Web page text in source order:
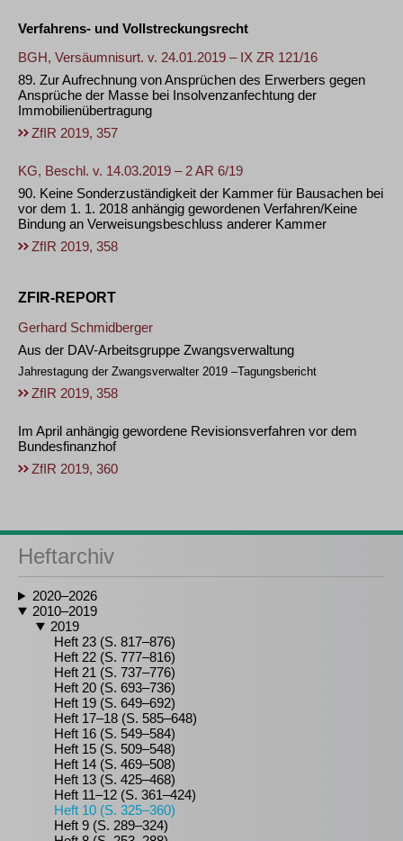
Verfahrens- und Vollstreckungsrecht
BGH, Versäumnisurt. v. 24.01.2019 – IX ZR 121/16
89. Zur Aufrechnung von Ansprüchen des Erwerbers gegen
Ansprüche der Masse bei Insolvenzanfechtung der
Immobilienübertragung
ZfIR 2019, 357
KG, Beschl. v. 14.03.2019 – 2 AR 6/19
90. Keine Sonderzuständigkeit der Kammer für Bausachen bei
vor dem 1. 1. 2018 anhängig gewordenen Verfahren/Keine
Bindung an Verweisungsbeschluss anderer Kammer
ZfIR 2019, 358
ZFIR-REPORT
Gerhard Schmidberger
Aus der DAV-Arbeitsgruppe Zwangsverwaltung
Jahrestagung der Zwangsverwalter 2019 –Tagungsbericht
ZfIR 2019, 358
Im April anhängig gewordene Revisionsverfahren vor dem
Bundesfinanzhof
ZfIR 2019, 360
Heftarchiv
2020–2026
2010–2019
2019
Heft 23 (S. 817–876)
Heft 22 (S. 777–816)
Heft 21 (S. 737–776)
Heft 20 (S. 693–736)
Heft 19 (S. 649–692)
Heft 17–18 (S. 585–648)
Heft 16 (S. 549–584)
Heft 15 (S. 509–548)
Heft 14 (S. 469–508)
Heft 13 (S. 425–468)
Heft 11–12 (S. 361–424)
Heft 10 (S. 325–360)
Heft 9 (S. 289–324)